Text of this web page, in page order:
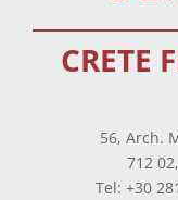
CRETE
56, Arch.
712
Tel: +30